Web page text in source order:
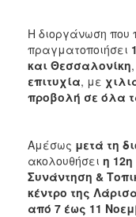
Η διοργάνωση που
πραγματοποιήσει
και Θεσσαλονίκη
επιτυχία, με
προβολή σε όλα
Αμέσως μετά τη
ακολουθήσει η
Συνάντηση &
κέντρο της
από 7 έως 11